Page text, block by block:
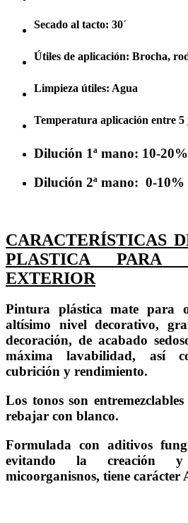
Secado al tacto: 30´
Útiles de aplicación: Brocha,
Limpieza útiles: Agua
Temperatura aplicación entre 5
Dilución 1ª mano: 10-
Dilución 2ª mano: 0-10%
CARACTERÍSTICAS
PLASTICA PARA
EXTERIOR
Pintura plástica mate para
altísimo nivel decorativo,
decoración, de acabado
máxima lavabilidad, así
cubrición y rendimiento.
Los tonos son
rebajar con blanco.
Formulada con aditivos
evitando la creación y
micoorganisnos, tiene